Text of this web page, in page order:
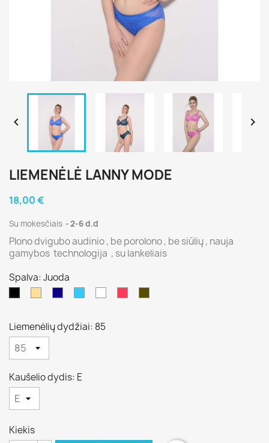
 
LIEMENĖLĖ LANNY MODE
18,00 €
Su mokesčiais 2-6 d.d
Plono dvigubo audinio , be porolono , be siūlių , nauja
gamybos technologija , su lankeliais
Spalva: Juoda
Liemenėlių dydžiai: 85
Kaušelio dydis: E
Kiekis